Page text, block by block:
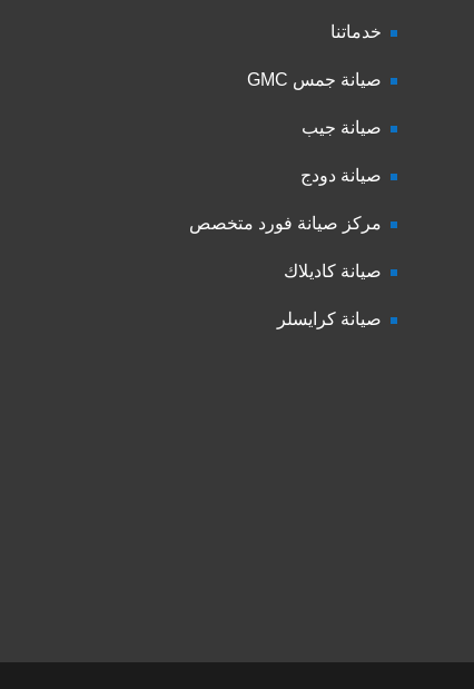
خدماتنا
صيانة جمس GMC
صيانة جيب
صيانة دودج
مركز صيانة فورد متخصص
صيانة كاديلاك
صيانة كرايسلر